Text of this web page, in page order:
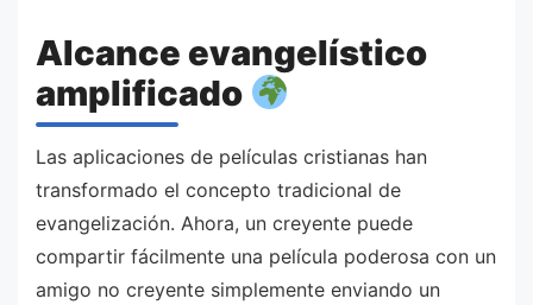
Alcance evangelístico
amplificado
Las aplicaciones de películas cristianas han
transformado el concepto tradicional de
evangelización. Ahora, un creyente puede
compartir fácilmente una película poderosa con un
amigo no creyente simplemente enviando un